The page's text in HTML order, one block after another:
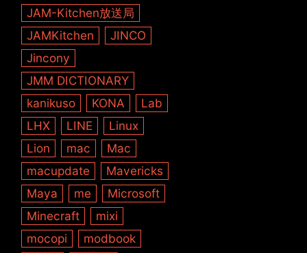
JAM-Kitchen放送局
JAMKitchen
JINCO
Jincony
JMM DICTIONARY
kanikuso
KONA
Lab
LHX
LINE
Linux
Lion
mac
Mac
macupdate
Mavericks
Maya
me
Microsoft
Minecraft
mixi
mocopi
modbook